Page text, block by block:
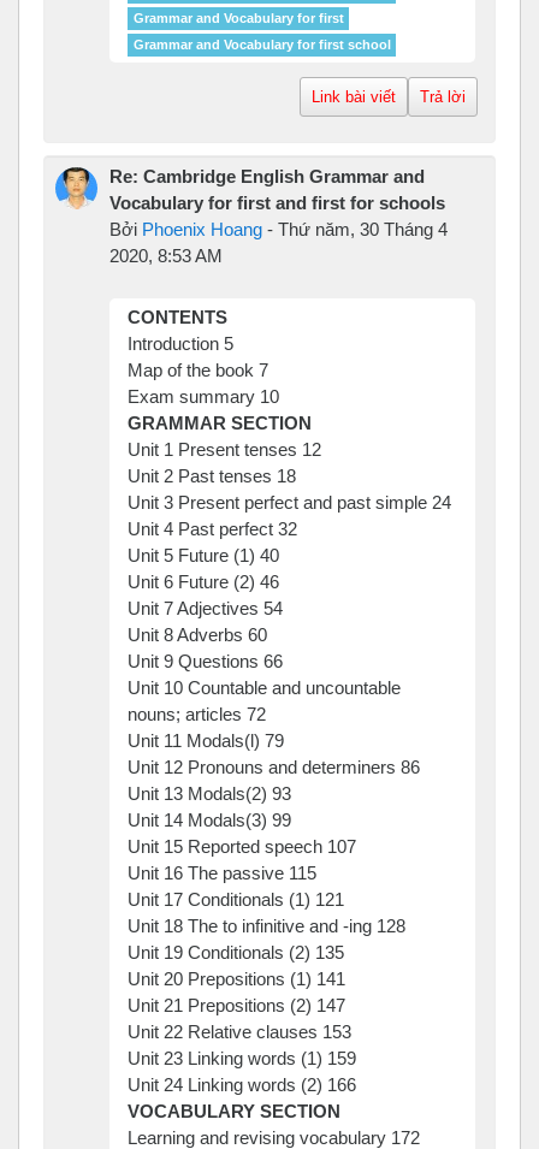
Grammar and Vocabulary for first
Grammar and Vocabulary for first school
Link bài viết Trả lời
Re: Cambridge English Grammar and
Vocabulary for first and first for schools
Bởi Phoenix Hoang - Thứ năm, 30 Tháng 4
2020, 8:53 AM
CONTENTS
Introduction 5
Map of the book 7
Exam summary 10
GRAMMAR SECTION
Unit 1 Present tenses 12
Unit 2 Past tenses 18
Unit 3 Present perfect and past simple 24
Unit 4 Past perfect 32
Unit 5 Future (1) 40
Unit 6 Future (2) 46
Unit 7 Adjectives 54
Unit 8 Adverbs 60
Unit 9 Questions 66
Unit 10 Countable and uncountable
nouns; articles 72
Unit 11 Modals(l) 79
Unit 12 Pronouns and determiners 86
Unit 13 Modals(2) 93
Unit 14 Modals(3) 99
Unit 15 Reported speech 107
Unit 16 The passive 115
Unit 17 Conditionals (1) 121
Unit 18 The to infinitive and -ing 128
Unit 19 Conditionals (2) 135
Unit 20 Prepositions (1) 141
Unit 21 Prepositions (2) 147
Unit 22 Relative clauses 153
Unit 23 Linking words (1) 159
Unit 24 Linking words (2) 166
VOCABULARY SECTION
Learning and revising vocabulary 172